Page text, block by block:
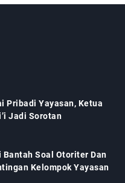
Pribadi Yayasan, Ketua
Jadi Sorotan
Bantah Soal Otoriter Dan
Kelompok Yayasan